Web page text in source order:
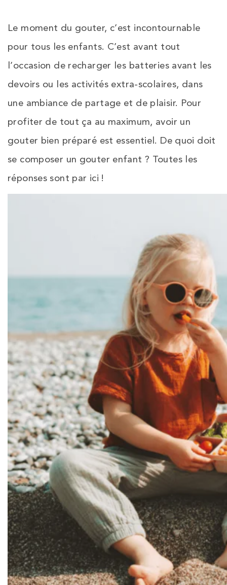
Le moment du gouter, c’est incontournable
pour tous les enfants. C’est avant tout
l’occasion de recharger les batteries avant les
devoirs ou les activités extra-scolaires, dans
une ambiance de partage et de plaisir. Pour
profiter de tout ça au maximum, avoir un
gouter bien préparé est essentiel. De quoi doit
se composer un gouter enfant ? Toutes les
réponses sont par ici !